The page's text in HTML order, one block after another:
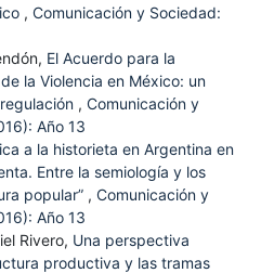
, Comunicación y Sociedad:
El Acuerdo para la
la Violencia en México: un
, Comunicación y
Año 13
a la historieta en Argentina en
Entre la semiología y los
popular” , Comunicación y
Año 13
Rivero, Una perspectiva
productiva y las tramas